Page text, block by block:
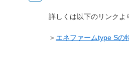
詳しくは以下のリンクよ
＞ エネファームtype Sの